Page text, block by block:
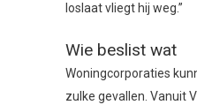
loslaat vliegt hij weg.”
Wie beslist wat
Woningcorporaties
zulke gevallen. Vanuit